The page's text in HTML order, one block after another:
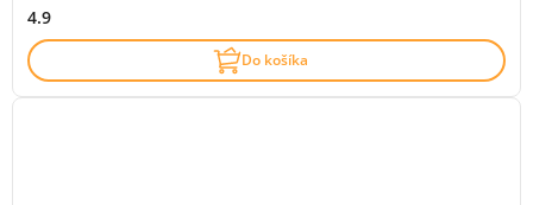
4.9
Do košíka